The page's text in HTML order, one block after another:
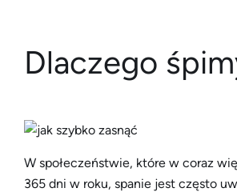
Dlaczego
W społeczeństwie, które w coraz
365 dni w roku, spanie jest często